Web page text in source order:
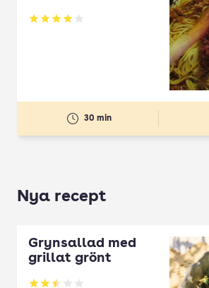
Betyg: 3.88 av 5
30 min
Nya recept
Grynsallad med
grillat grönt